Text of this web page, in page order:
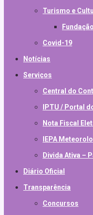
Turismo e
Covid-19
Notícias
Serviços
Central do
IPTU / Portal
Nota Fiscal
IEPA
Divida Ativa –
Diário Oficial
Transparência
Concursos